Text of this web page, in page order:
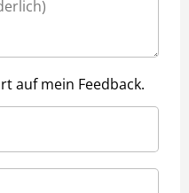
auf mein Feedback.